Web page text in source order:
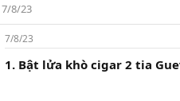
N
g
à
y
g
7/8/23
7/8/23
1. Bật lửa khò cigar 2 tia